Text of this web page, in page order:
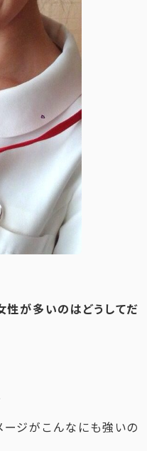
性が多いのはどうしてだ
ージがこんなにも強いの